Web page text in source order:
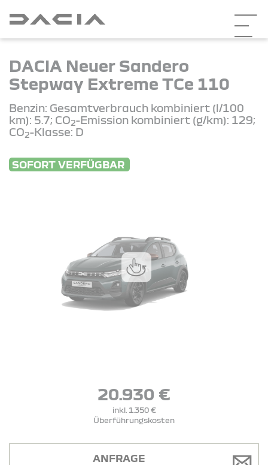
DACIA Neuer Sandero
Stepway Extreme TCe 110
Benzin: Gesamtverbrauch kombiniert (l/100
km): 5.7; CO2-Emission kombiniert (g/km): 129;
CO2-Klasse: D
SOFORT VERFÜGBAR
20.930 €
inkl. 1.350 €
Überführungskosten
ANFRAGE